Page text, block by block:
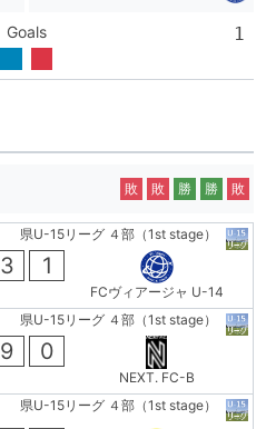
Goals 1
敗 敗 勝 勝 敗
県U-15リーグ ４部（1st stage）
3 1
FCヴィアージャ U-14
県U-15リーグ ４部（1st stage）
9 0
NEXT. FC-B
県U-15リーグ ４部（1st stage）